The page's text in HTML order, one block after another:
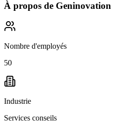
À propos de Geninovation
Nombre d'employés
50
Industrie
Services conseils